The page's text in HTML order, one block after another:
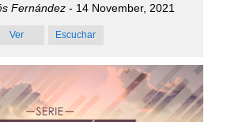
Fernández- 14 November, 2021
Ver Escuchar